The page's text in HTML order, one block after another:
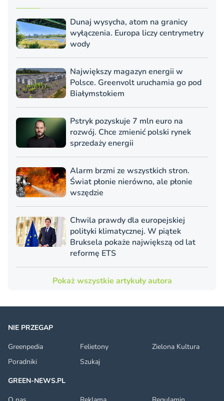
Dunaj wysycha, atom na granicy
wyłączenia. Europa liczy centrymetry
wody
Największy magazyn energii w
Polsce. Greenvolt uruchamia go pod
Białymstokiem
Pstryk pozyskuje 7 mln euro na
rozwój. Chce zmienić polski rynek
sprzedaży energii
Alarm brzmi ze wszystkich stron.
Świat płonie nierówno, ale płonie
wszędzie
Chwila prawdy dla europejskiej
polityki klimatycznej. W piątek
Bruksela pokaże największą od lat
reformę ETS
Pokaż wszystkie artykuły autora
NIE PRZEGAP
Greenpedia
Felietony
Zielona Kultura
Poradniki
Szukaj
GREEN-NEWS.PL